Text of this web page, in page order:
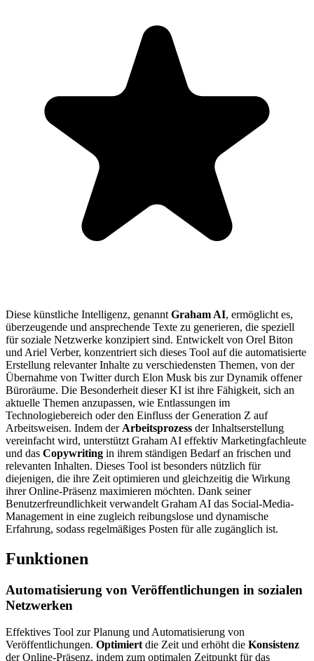
Diese künstliche Intelligenz, genannt Graham AI, ermöglicht es,
überzeugende und ansprechende Texte zu generieren, die speziell
für soziale Netzwerke konzipiert sind. Entwickelt von Orel Biton
und Ariel Verber, konzentriert sich dieses Tool auf die automatisierte
Erstellung relevanter Inhalte zu verschiedensten Themen, von der
Übernahme von Twitter durch Elon Musk bis zur Dynamik offener
Büroräume. Die Besonderheit dieser KI ist ihre Fähigkeit, sich an
aktuelle Themen anzupassen, wie Entlassungen im
Technologiebereich oder den Einfluss der Generation Z auf
Arbeitsweisen. Indem der Arbeitsprozess der Inhaltserstellung
vereinfacht wird, unterstützt Graham AI effektiv Marketingfachleute
und das Copywriting in ihrem ständigen Bedarf an frischen und
relevanten Inhalten. Dieses Tool ist besonders nützlich für
diejenigen, die ihre Zeit optimieren und gleichzeitig die Wirkung
ihrer Online-Präsenz maximieren möchten. Dank seiner
Benutzerfreundlichkeit verwandelt Graham AI das Social-Media-
Management in eine zugleich reibungslose und dynamische
Erfahrung, sodass regelmäßiges Posten für alle zugänglich ist.
Funktionen
Automatisierung von Veröffentlichungen in sozialen
Netzwerken
Effektives Tool zur Planung und Automatisierung von
Veröffentlichungen. Optimiertdie Zeit und erhöht die Konsistenz
der Online-Präsenz, indem zum optimalen Zeitpunkt für das